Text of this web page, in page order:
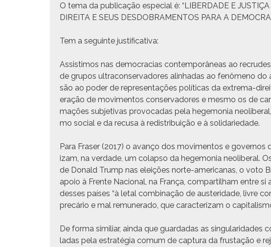
O tema da pub­li­cação espe­cial é: “LIBERDADE E
DIREITA E SEUS DESDOBRAMENTOS PARA A
Tem a seguinte justificativa:
Assis­ti­mos nas democ­ra­cias con­tem­porâneas ao
de gru­pos ultra­con­ser­vadores alin­hadas ao fenô­meno
são ao poder de rep­re­sen­tações políti­cas da extrema-
er­ação de movi­men­tos con­ser­vadores e mes­mo os de
mações sub­je­ti­vas provo­cadas pela hege­mo­nia
mo social e da recusa à redis­tribuição e à solidariedade.
Para Fras­er (2017) o avanço dos movi­men­tos e
izam, na ver­dade, um colap­so da hege­mo­nia neolib­er­al.
de Don­ald Trump nas eleições norte-amer­i­canas, o voto
apoio à Frente Nacional, na França, com­par­til­ham entre
dess­es país­es “à letal com­bi­nação de aus­teri­dade, livre
precário e mal remu­ner­a­do, que car­ac­ter­i­zam o
De for­ma sim­il­iar, ain­da que guardadas as
ladas pela estraté­gia comum de cap­tura da frus­tação e